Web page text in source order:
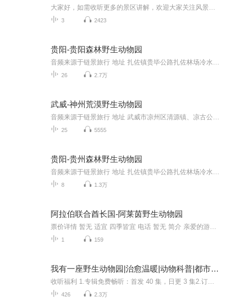
3 2423
贵阳-贵阳森林野生动物园
26 2.7万
武威-神州荒漠野生动物园
25 5555
贵阳-贵州森林野生动物园
8 1.3万
阿拉伯联合酋长国-阿莱茵野生动物园
1 159
我有一座野生动物园|治愈温暖|动物科普|都市爽文
426 2.3万